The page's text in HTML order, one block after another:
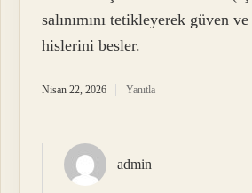
salınımını tetikleyerek güven ve
hislerini besler.
Nisan 22, 2026 Yanıtla
admin